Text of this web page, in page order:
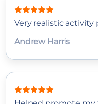
Very realistic activity
Andrew Harris